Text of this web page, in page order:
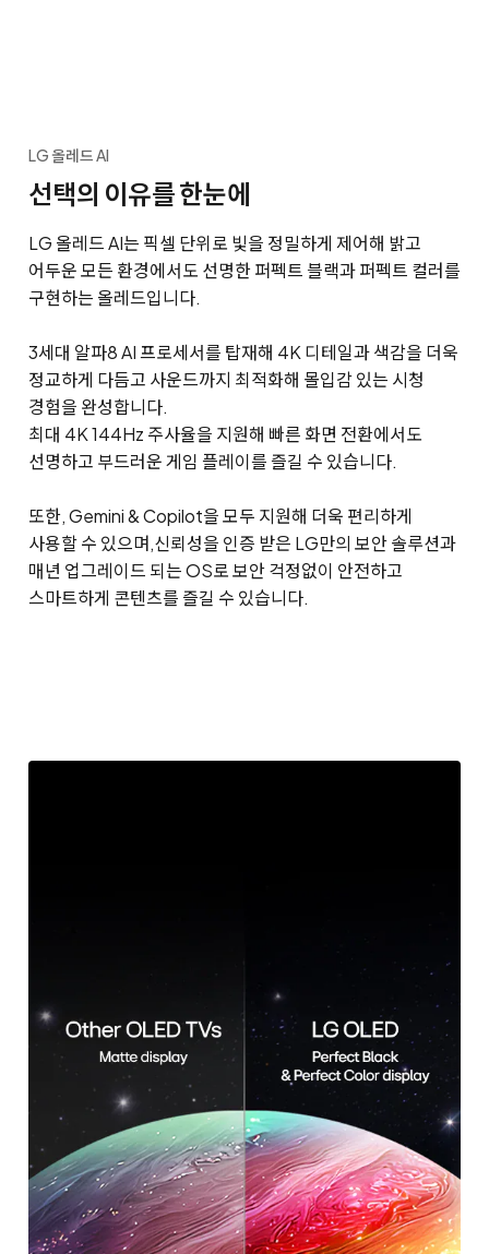
LG 올레드 AI
선택의 이유를 한눈에
LG 올레드 AI는 픽셀 단위로 빛을 정밀하게 제어해 밝고
어두운 모든 환경에서도 선명한 퍼펙트 블랙과 퍼펙트 컬러를
구현하는 올레드입니다.
3세대 알파8 AI 프로세서를 탑재해 4K 디테일과 색감을 더욱
정교하게 다듬고 사운드까지 최적화해 몰입감 있는 시청
경험을 완성합니다.
최대 4K 144Hz 주사율을 지원해 빠른 화면 전환에서도
선명하고 부드러운 게임 플레이를 즐길 수 있습니다.
또한, Gemini & Copilot을 모두 지원해 더욱 편리하게
사용할 수 있으며,신뢰성을 인증 받은 LG만의 보안 솔루션과
매년 업그레이드 되는 OS로 보안 걱정없이 안전하고
스마트하게 콘텐츠를 즐길 수 있습니다.